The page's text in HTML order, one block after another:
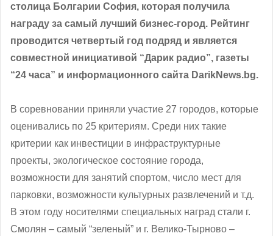
столица Болгарии София, которая получила
награду за самый лучший бизнес-город. Рейтинг
проводится четвертый год подряд и является
совместной инициативой “Дарик радио”, газеты
“24 часа” и информационного сайта DarikNews.bg.
В соревновании приняли участие 27 городов, которые
оценивались по 25 критериям. Среди них такие
критерии как инвестиции в инфраструктурные
проекты, экологическое состояние города,
возможности для занятий спортом, число мест для
парковки, возможности культурных развлечений и т.д.
В этом году носителями специальных наград стали г.
Смолян ‒ самый “зеленый” и г. Велико-Тырново –